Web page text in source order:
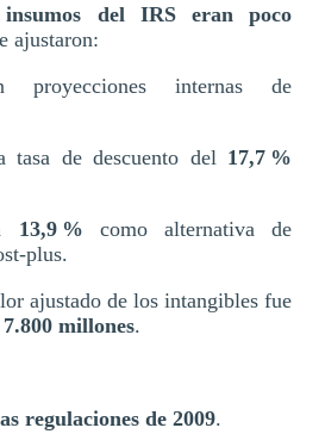
insumos del IRS eran poco
ajustaron:
proyecciones internas de
tasa de descuento del 17,7 %
13,9 % como alternativa de
plus.
ajustado de los intangibles fue
millones.
regulaciones de 2009.